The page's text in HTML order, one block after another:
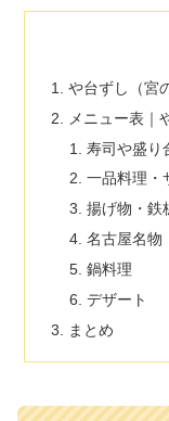
や台ずし（宮
メニュー表｜
寿司や盛り
一品料理・
揚げ物・鉄
名古屋名物
鍋料理
デザート
まとめ